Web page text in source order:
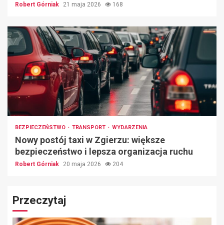
Robert Górniak 21 maja 2026 168
BEZPIECZEŃSTWO TRANSPORT WYDARZENIA
Nowy postój taxi w Zgierzu: większe
bezpieczeństwo i lepsza organizacja ruchu
Robert Górniak 20 maja 2026 204
Przeczytaj